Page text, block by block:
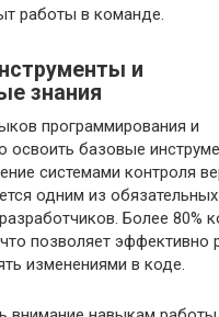
работы в команде.
и
знания
программирования и
освоить базовые
системами контроля
одним из
Более 80%
позволяет эффективно
изменениями в коде.